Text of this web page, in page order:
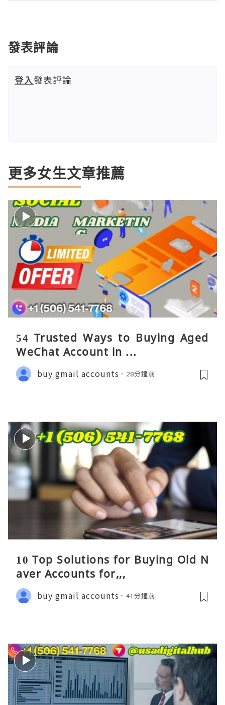
發表評論
登入發表評論
更多女生文章推薦
54 Trusted Ways to Buying Aged
WeChat Account in ...
buy gmail accounts 28分鐘前
10 Top Solutions for Buying Old N
aver Accounts for,,,
buy gmail accounts 41分鐘前